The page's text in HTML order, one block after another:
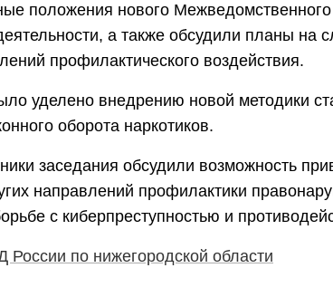
положения нового Межведомственного
а также обсудили планы
профилактического воздействия.
уделено внедрению новой методики
оборота наркотиков.
заседания обсудили возможность
направлений профилактики
с киберпреступностью и
по нижегородской области